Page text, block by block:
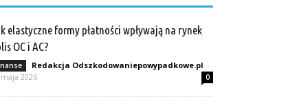
elastyczne formy płatności wpływają na rynek
OC i AC?
Redakcja Odszkodowaniepowypadkowe.pl -
2026
0